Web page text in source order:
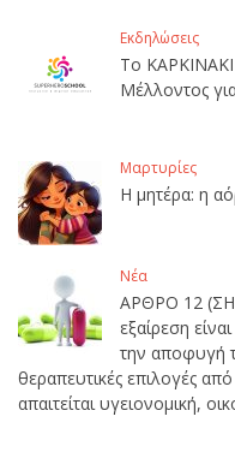
Εκδηλώσεις
Το ΚΑΡΚΙΝΑΚΙ
Μέλλοντος
Μαρτυρίες
Η μητέρα: η
Νέα
ΑΡΘΡΟ 12
εξαίρεση
την αποφυγή
θεραπευτικές επιλογές
απαιτείται υγειονομική,